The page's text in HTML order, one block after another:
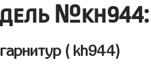
№kh944:
( kh944)